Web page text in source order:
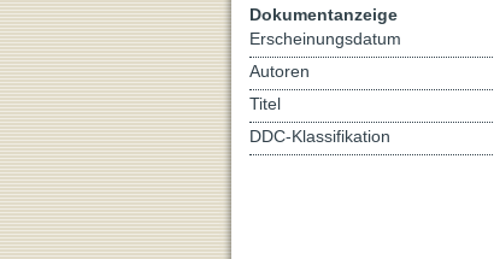
Dokumentanzeige
Erscheinungsdatum
Autoren
Titel
DDC-Klassifikation